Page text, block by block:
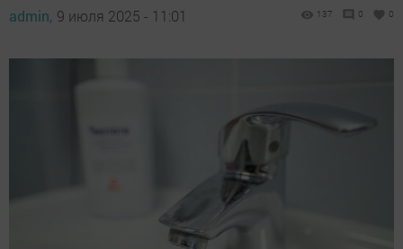
admin, 9 июля 2025 - 11:01 137 0 0